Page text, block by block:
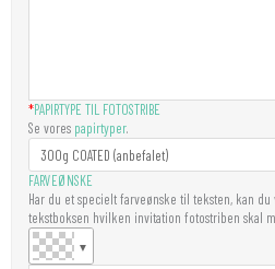
*PAPIRTYPE TIL FOTOSTRIBE
Se vores papirtyper.
FARVEØNSKE
Har du et specielt farveønske til teksten, kan
tekstboksen hvilken invitation fotostriben skal
▼